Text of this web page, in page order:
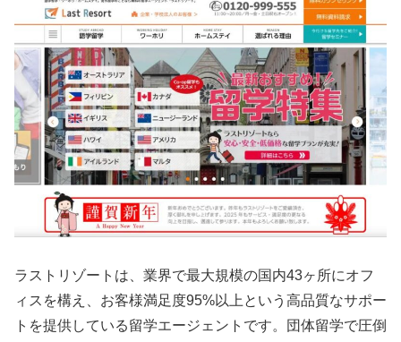
ラストリゾートは、業界で最大規模の国内43ヶ所にオフ
ィスを構え、お客様満足度95%以上という高品質なサポー
トを提供している留学エージェントです。団体留学で圧倒